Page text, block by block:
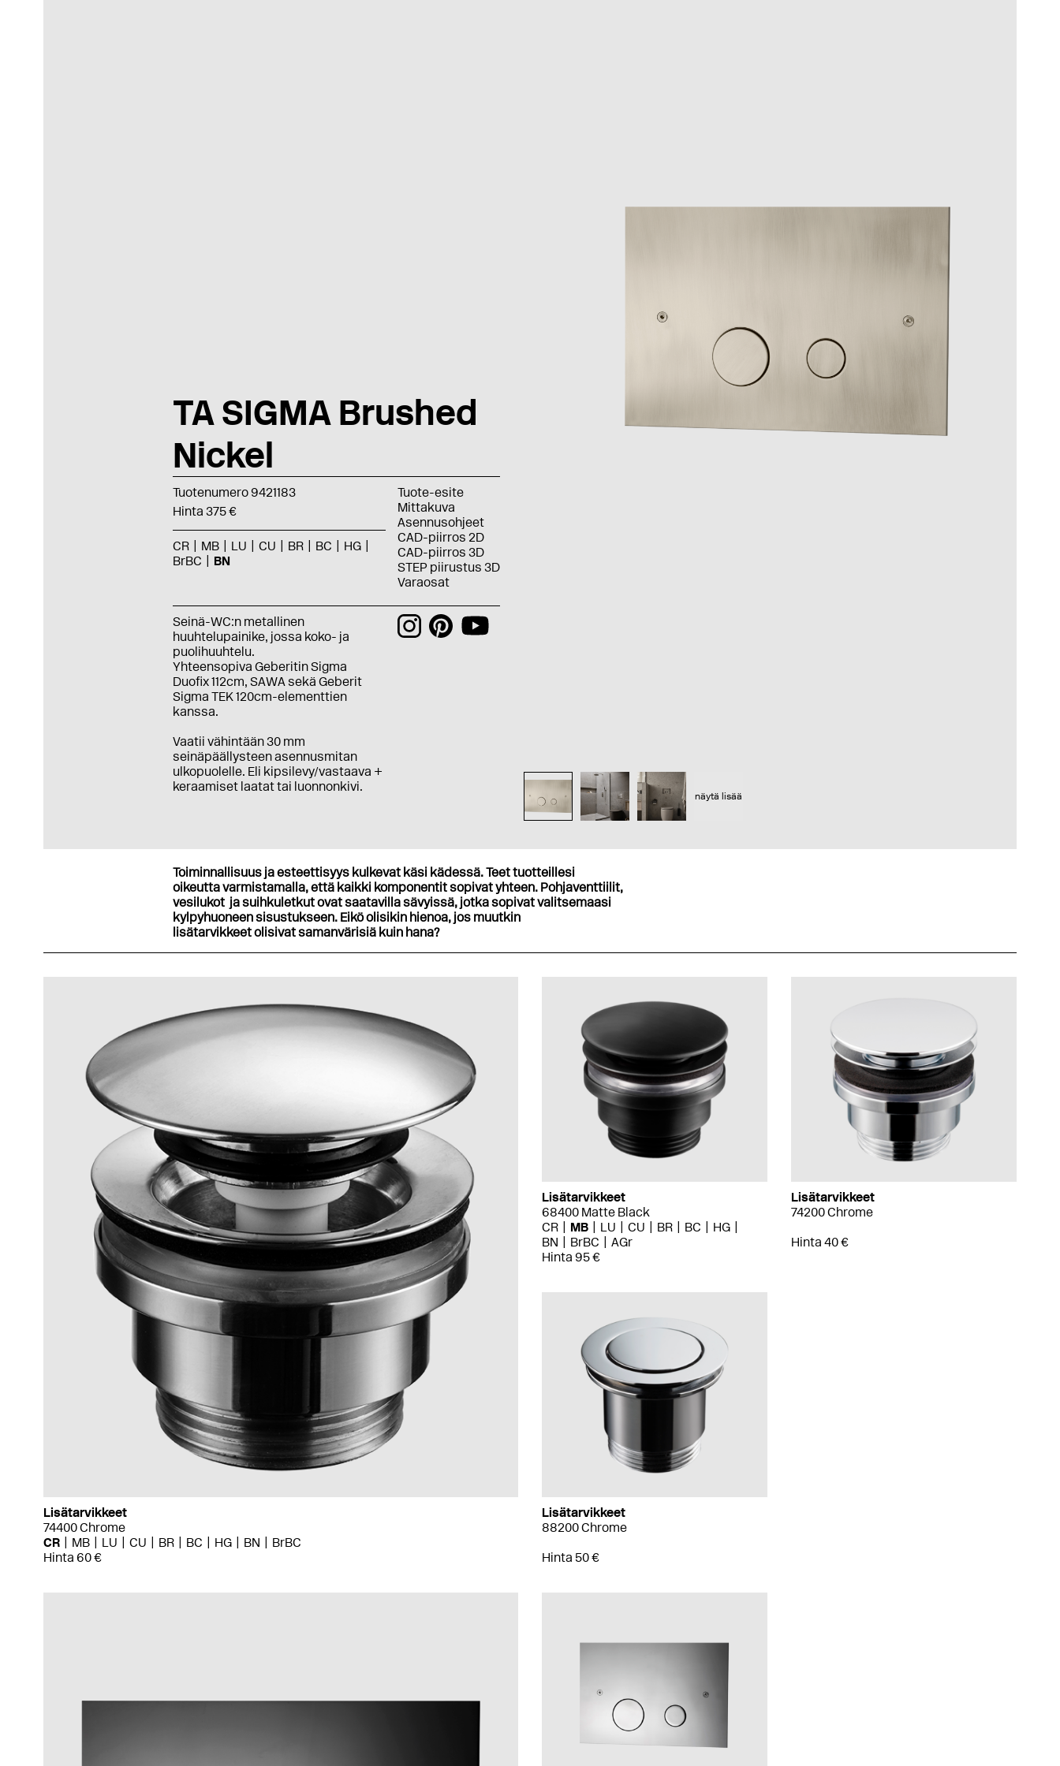
TA SIGMA Brushed
Nickel
Tuotenumero 9421183
Hinta 375 €
CR MB LU CU BR BC
HG
BrBC
BN
Tuote-esite
Mittakuva
Asennusohjeet
CAD-piirros 2D
CAD-piirros 3D
STEP piirustus 3D
Varaosat
Seinä-WC:n metallinen
huuhtelupainike, jossa koko- ja
puolihuuhtelu.
Yhteensopiva Geberitin Sigma
Duofix 112cm, SAWA sekä Geberit
Sigma TEK 120cm-elementtien
kanssa.
Vaatii vähintään 30 mm
seinäpäällysteen asennusmitan
ulkopuolelle. Eli kipsilevy/vastaava +
keraamiset laatat tai luonnonkivi.
näytä lisää
Toiminnallisuus ja esteettisyys kulkevat käsi kädessä. Teet tuotteillesi
oikeutta varmistamalla, että kaikki komponentit sopivat yhteen. Pohjaventtiilit,
vesilukot ja suihkuletkut ovat saatavilla sävyissä, jotka sopivat valitsemaasi
kylpyhuoneen sisustukseen. Eikö olisikin hienoa, jos muutkin
lisätarvikkeet olisivat samanvärisiä kuin hana?
Lisätarvikkeet
74400 Chrome
CR
MB LU CU BR BC HG BN
BrBC
Hinta 60 €
Lisätarvikkeet
68400 Matte Black
CR
MB LU CU BR BC
HG
BN
BrBC
AGr
Hinta 95 €
Lisätarvikkeet
74200 Chrome
Hinta 40 €
Lisätarvikkeet
88200 Chrome
Hinta 50 €